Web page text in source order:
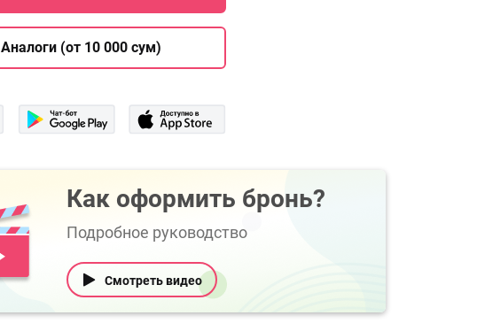
Аналоги (от 10 000 сум)
Как оформить бронь?
Подробное руководство
Смотреть видео